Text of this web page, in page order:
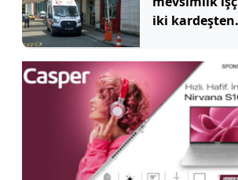
iki kardeşten
diğerinin
durumu ağır